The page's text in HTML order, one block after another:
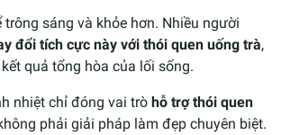
sáng và khỏe hơn. Nhiều người
đổi tích cực này với thói quen uống trà,
quả tổng hòa của lối sống.
nhiệt chỉ đóng vai trò hỗ trợ thói quen
phải giải pháp làm đẹp chuyên biệt.